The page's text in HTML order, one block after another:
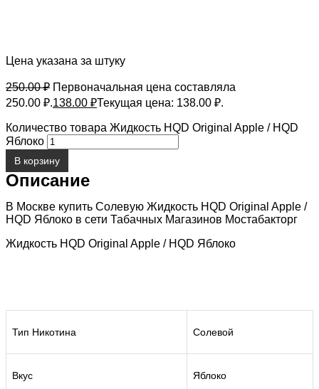
Цена указана за штуку
250.00₽ Первоначальная цена составляла
250.00 ₽.138.00 ₽Текущая цена: 138.00 ₽.
Количество товара Жидкость HQD Original Apple / HQD
Яблоко
В корзину
Описание
В Москве купить Солевую Жидкость HQD Original Apple /
HQD Яблоко в сети Табачных Магазинов Мостабакторг
Жидкость HQD Original Apple / HQD Яблоко
Тип Никотина Солевой
Вкус Яблоко